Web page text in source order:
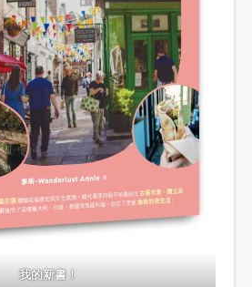
我的新書！